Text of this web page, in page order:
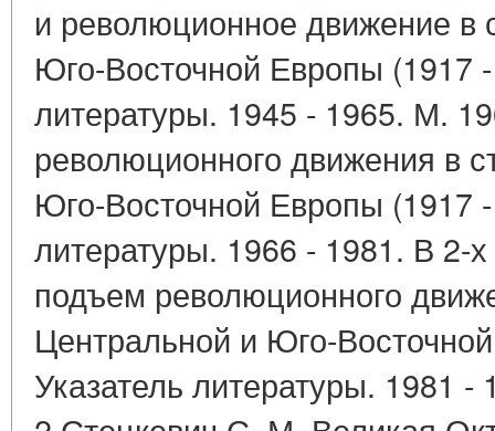
и революционное движение в
Юго-Восточной Европы (1917 -
литературы. 1945 - 1965. М.
революционного движения в
Юго-Восточной Европы (1917 -
литературы. 1966 - 1981. В 2-
подъем революционного
Центральной и Юго-
Указатель литературы. 1981